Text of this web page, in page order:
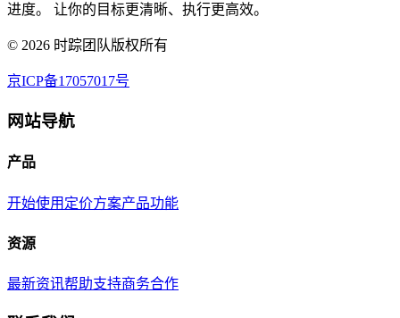
进度。 让你的目标更清晰、执行更高效。
© 2026 时踪团队版权所有
京ICP备17057017号
网站导航
产品
开始使用 定价方案产品功能
资源
最新资讯帮助支持商务合作